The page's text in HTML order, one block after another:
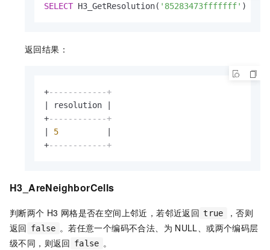
SELECT H3_GetResolution( '85283473fffffff' )
返回结果：
+------------+
|
resolution
|
+------------+
|
5
|
+------------+
H3_AreNeighborCells
判断两个 H3 网格是否在空间上邻近，若邻近返回 true
，否则
返回 false 。若任意一个编码不合法、为 NULL、或两个编码层
级不同，则返回 false 。